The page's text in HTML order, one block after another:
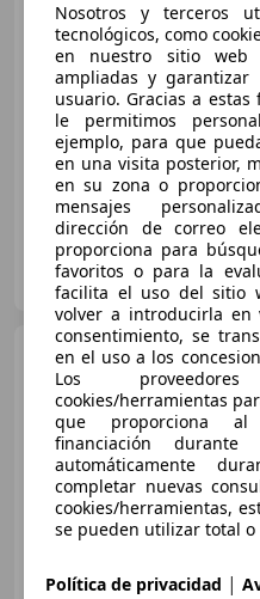
06/2021 100.490 km
FLEXICAR ALICANTE.
ES-03007 ALICANTE
06/2021
Nosotros y terceros
tecnológicos, como
en nuestro sitio web
ampliadas y
usuario. Gracias a
le permitimos
ejemplo, para que
en una visita posterior,
en su zona o
mensajes
dirección de correo
proporciona para
favoritos o para la
facilita el uso del sitio
volver a introducirla en
consentimiento, se
en el uso a los
Los
cookies/herramientas
que proporciona
financiación
automáticamente
completar nuevas
cookies/herramientas,
se pueden utilizar total
Política de privacidad |